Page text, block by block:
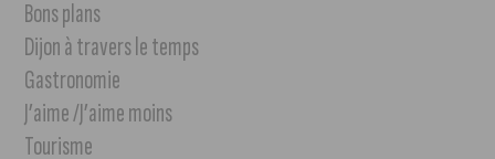
Bons plans
Dijon à travers le temps
Gastronomie
J’aime /J’aime moins
Tourisme